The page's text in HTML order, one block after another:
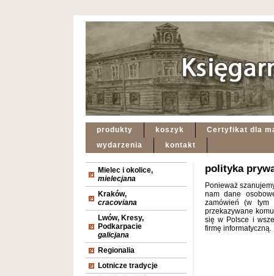
produkty koszyk
Certyfikat dla
wydarzenia
kontakt
Mielec i okolice,
mielecjana
Kraków,
cracoviana
Lwów, Kresy,
Podkarpacie
galicjana
Regionalia
Lotnicze tradycje
polityka
Ponieważ
nam dane
zamówień (w
przekazywane
się w Polsce i
firmę informatyczną.